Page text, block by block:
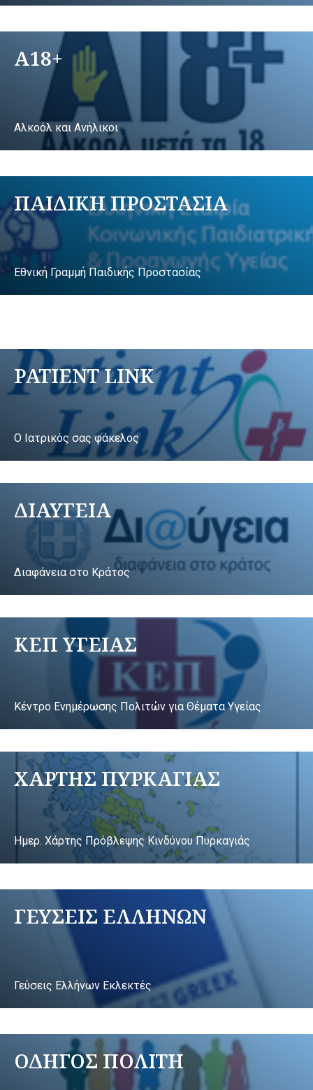
A18+
Αλκοόλ και Ανήλικοι
ΠΑΙΔΙΚΗ ΠΡΟΣΤΑΣΙΑ
Εθνική Γραμμή Παιδικής Προστασίας
PATIENT LINK
Ο Ιατρικός σας φάκελος
ΔΙΑΥΓΕΙΑ
Διαφάνεια στο Κράτος
ΚΕΠ ΥΓΕΙΑΣ
Κέντρο Ενημέρωσης Πολιτών για Θέματα Υγείας
ΧΑΡΤΗΣ ΠΥΡΚΑΓΙΑΣ
Ημερ. Χάρτης Πρόβλεψης Κινδύνου Πυρκαγιάς
ΓΕΥΣΕΙΣ ΕΛΛΗΝΩΝ
Γεύσεις Ελλήνων Εκλεκτές
ΟΔΗΓΟΣ ΠΟΛΙΤΗ